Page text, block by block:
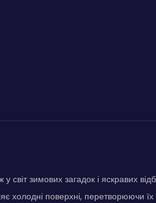
зимових загадок і яскравих
холодні поверхні, перетворюючи їх